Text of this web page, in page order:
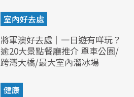
室內好去處
將軍澳好去處｜一日遊有咩玩？
逾20大景點餐廳推介 單車公園/
跨灣大橋/最大室內溜冰場
健康